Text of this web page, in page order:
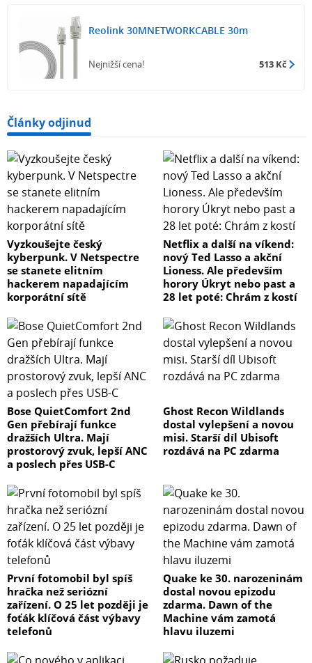
Reolink 30MNETWORKCABLE 30m
Nejnižší cena! 513 Kč
Články odjinud
Vyzkoušejte český
kyberpunk. V Netspectre
se stanete elitním
hackerem napadajícím
korporátní sítě
Netflix a další na víkend:
nový Ted Lasso a akční
Lioness. Ale především
horory Úkryt nebo past a
28 let poté: Chrám z kostí
Bose QuietComfort 2nd
Gen přebírají funkce
dražších Ultra. Mají
prostorový zvuk, lepší ANC
a poslech přes USB-C
Ghost Recon Wildlands
dostal vylepšení a novou
misi. Starší díl Ubisoft
rozdává na PC zdarma
První fotomobil byl spíš
hračka než seriózní
zařízení. O 25 let později je
foťák klíčová část výbavy
telefonů
Quake ke 30. narozeninám
dostal novou epizodu
zdarma. Dawn of the
Machine vám zamotá
hlavu iluzemi